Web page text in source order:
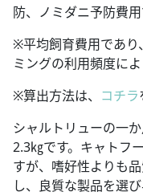
防、ノミダニ予防費用
※平均飼育費用であり
ミングの利用頻度に
※算出方法は、 コチラ
シャルトリューの一
2.3㎏です。キャトフ
すが、嗜好性よりも
し、良質な製品を選び